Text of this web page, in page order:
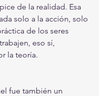
de la realidad. Esa
solo a la acción, solo
de los seres
eso sí,
la teoría.
fue también un